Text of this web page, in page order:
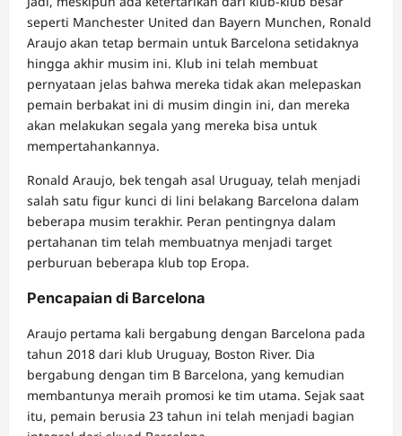
seperti Manchester United dan Bayern Munchen, Ronald
Araujo akan tetap bermain untuk Barcelona setidaknya
hingga akhir musim ini. Klub ini telah membuat
pernyataan jelas bahwa mereka tidak akan melepaskan
pemain berbakat ini di musim dingin ini, dan mereka
akan melakukan segala yang mereka bisa untuk
mempertahankannya.
Ronald Araujo, bek tengah asal Uruguay, telah menjadi
salah satu figur kunci di lini belakang Barcelona dalam
beberapa musim terakhir. Peran pentingnya dalam
pertahanan tim telah membuatnya menjadi target
perburuan beberapa klub top Eropa.
Pencapaian di Barcelona
Araujo pertama kali bergabung dengan Barcelona pada
tahun 2018 dari klub Uruguay, Boston River. Dia
bergabung dengan tim B Barcelona, yang kemudian
membantunya meraih promosi ke tim utama. Sejak saat
itu, pemain berusia 23 tahun ini telah menjadi bagian